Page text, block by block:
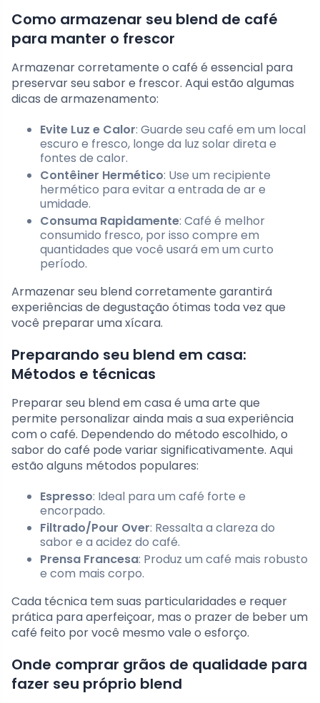
Como armazenar seu blend de café
para manter o frescor
Armazenar corretamente o café é essencial para
preservar seu sabor e frescor. Aqui estão algumas
dicas de armazenamento:
Evite Luz e Calor: Guarde seu café em um local
escuro e fresco, longe da luz solar direta e
fontes de calor.
Contêiner Hermético: Use um recipiente
hermético para evitar a entrada de ar e
umidade.
Consuma Rapidamente: Café é melhor
consumido fresco, por isso compre em
quantidades que você usará em um curto
período.
Armazenar seu blend corretamente garantirá
experiências de degustação ótimas toda vez que
você preparar uma xícara.
Preparando seu blend em casa:
Métodos e técnicas
Preparar seu blend em casa é uma arte que
permite personalizar ainda mais a sua experiência
com o café. Dependendo do método escolhido, o
sabor do café pode variar significativamente. Aqui
estão alguns métodos populares:
Espresso: Ideal para um café forte e
encorpado.
Filtrado/Pour Over: Ressalta a clareza do
sabor e a acidez do café.
Prensa Francesa: Produz um café mais robusto
e com mais corpo.
Cada técnica tem suas particularidades e requer
prática para aperfeiçoar, mas o prazer de beber um
café feito por você mesmo vale o esforço.
Onde comprar grãos de qualidade para
fazer seu próprio blend